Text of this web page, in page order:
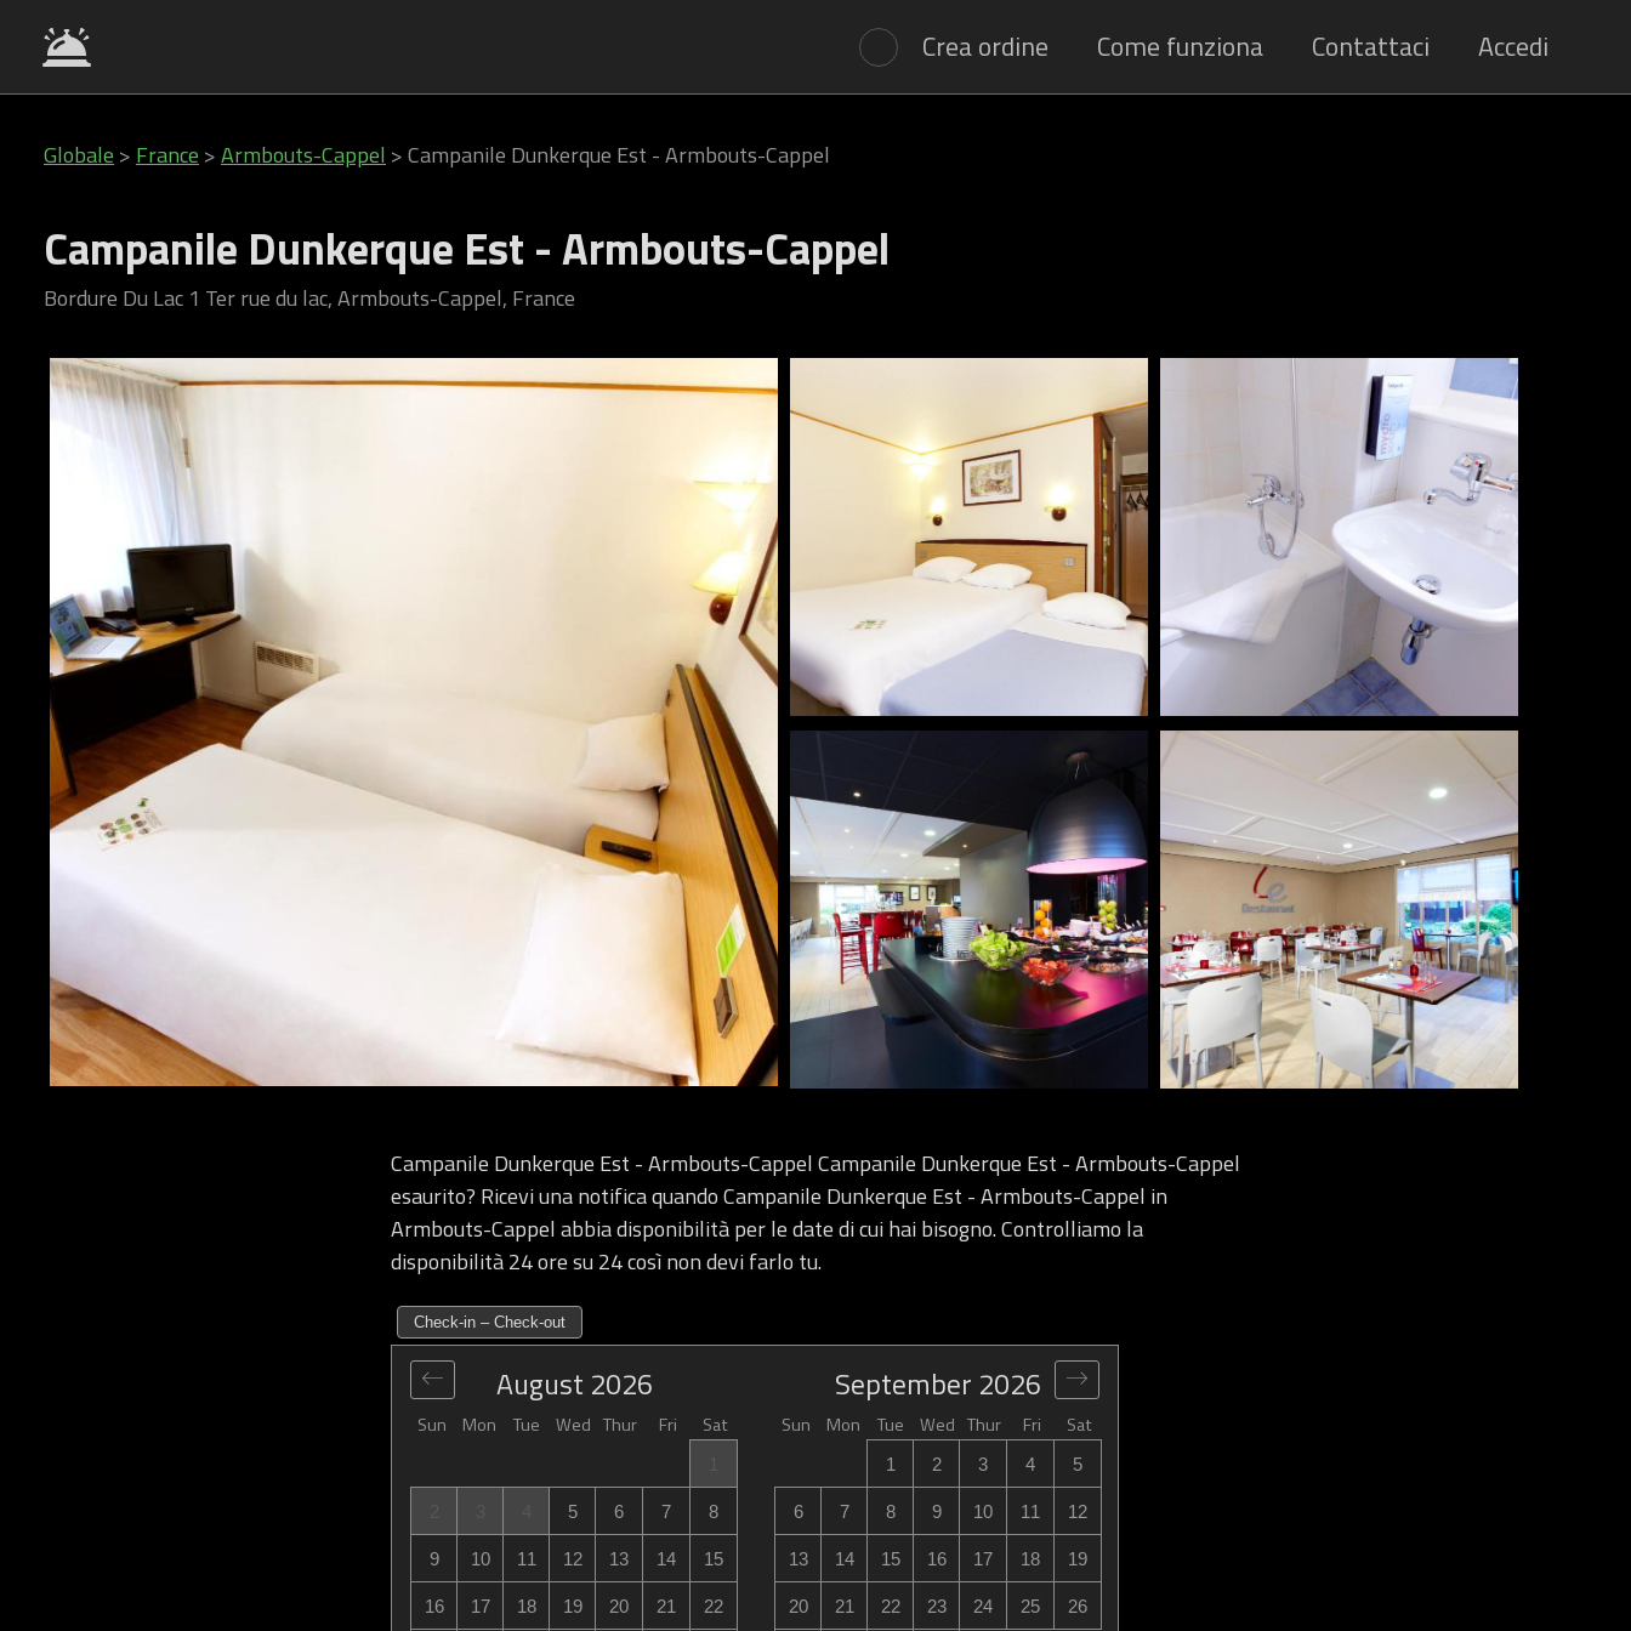
Crea ordine Come funziona Contattaci Accedi
Globale > France >Armbouts-Cappel >Campanile Dunkerque Est - Armbouts-Cappel
Campanile Dunkerque Est - Armbouts-Cappel
Bordure Du Lac 1 Ter rue du lac, Armbouts-Cappel, France
Campanile Dunkerque Est - Armbouts-Cappel Campanile Dunkerque Est - Armbouts-Cappel
esaurito? Ricevi una notifica quando Campanile Dunkerque Est - Armbouts-Cappel in
Armbouts-Cappel abbia disponibilità per le date di cui hai bisogno. Controlliamo la
disponibilità 24 ore su 24 così non devi farlo tu.
Check-in – Check-out
Sun Mon Tue Wed Thur Fri Sat Sun Mon Tue Wed Thur Fri Sat
August 2026
5 6 7 8
9 10 11 12 13 14 15
16 17 18 19 20 21 22
September 2026
1 2 3 4 5
6 7 8 9 10 11 12
13 14 15 16 17 18 19
20 21 22 23 24 25 26